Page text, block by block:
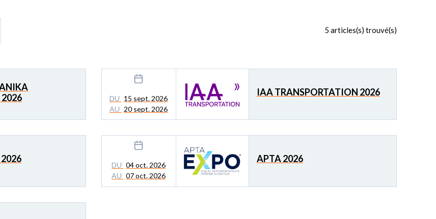
5 articles(s) trouvé(s)
2026
DU 15 sept. 2026
AU 20 sept. 2026
IAA TRANSPORTATION 2026
DU 04 oct. 2026
AU 07 oct. 2026
APTA 2026